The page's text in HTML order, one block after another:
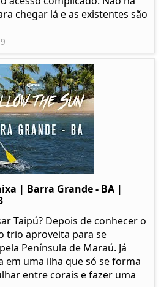
chegar lá e as existentes são
| Barra Grande - BA |
Taipú? Depois de conhecer o
trio aproveita para se
Península de Maraú. Já
uma ilha que só se forma
entre corais e fazer uma